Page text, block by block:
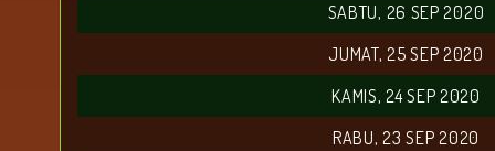
SABTU, 26 SEP 2020
JUMAT, 25 SEP 2020
KAMIS, 24 SEP 2020
RABU, 23 SEP 2020